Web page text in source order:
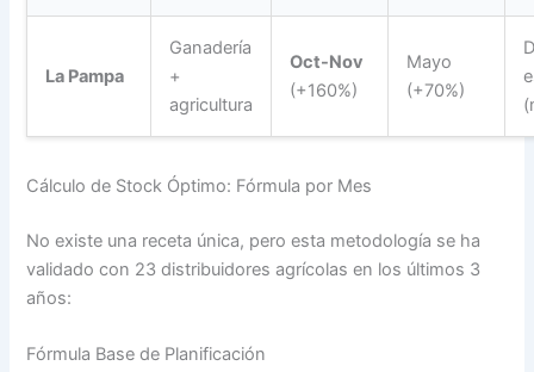
La Pampa
Ganadería
+
agricultura
Oct-Nov
(+160%)
Mayo
(+70%)
Cálculo de Stock Óptimo: Fórmula por Mes
No existe una receta única, pero esta metodología se ha
validado con 23 distribuidores agrícolas en los últimos 3
años:
Fórmula Base de Planificación